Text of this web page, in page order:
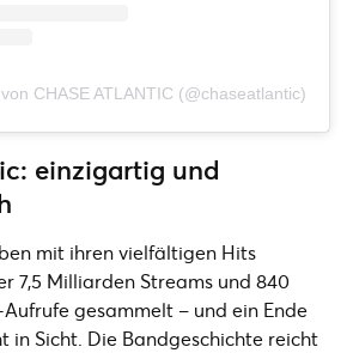
CHASE ATLANTIC (@chaseatlantic)
einzigartig und
mit ihren vielfältigen Hits
7,5 Milliarden Streams und 840
Aufrufe gesammelt – und ein Ende
in Sicht. Die Bandgeschichte reicht